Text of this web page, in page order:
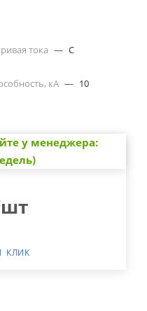
тока — C
кА — 10
у менеджера:
КЛИК